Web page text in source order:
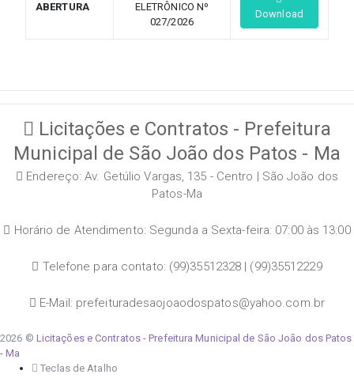
ABERTURA
ELETRÔNICO Nº
027/2026
Download
Licitações e Contratos - Prefeitura
Municipal de São João dos Patos - Ma
Endereço: Av. Getúlio Vargas, 135 - Centro | São João dos
Patos-Ma
Horário de Atendimento: Segunda a Sexta-feira: 07:00 às 13:00
Telefone para contato: (99)35512328 | (99)35512229
E-Mail: prefeituradesaojoaodospatos@yahoo.com.br
2026 © Licitações e Contratos - Prefeitura Municipal de São João dos Patos
- Ma
Teclas de Atalho